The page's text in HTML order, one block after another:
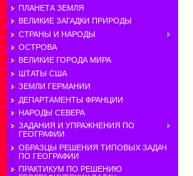
ПЛАНЕТА ЗЕМЛЯ
ВЕЛИКИЕ ЗАГАДКИ ПРИРОДЫ
СТРАНЫ И НАРОДЫ
ОСТРОВА
ВЕЛИКИЕ ГОРОДА МИРА
ШТАТЫ США
ЗЕМЛИ ГЕРМАНИИ
ДЕПАРТАМЕНТЫ ФРАНЦИИ
НАРОДЫ СЕВЕРА
ЗАДАНИЯ И УПРАЖНЕНИЯ ПО
ГЕОГРАФИИ
ОБРАЗЦЫ РЕШЕНИЯ ТИПОВЫХ ЗАДАЧ
ПО ГЕОГРАФИИ
ПРАКТИКУМ ПО РЕШЕНИЮ